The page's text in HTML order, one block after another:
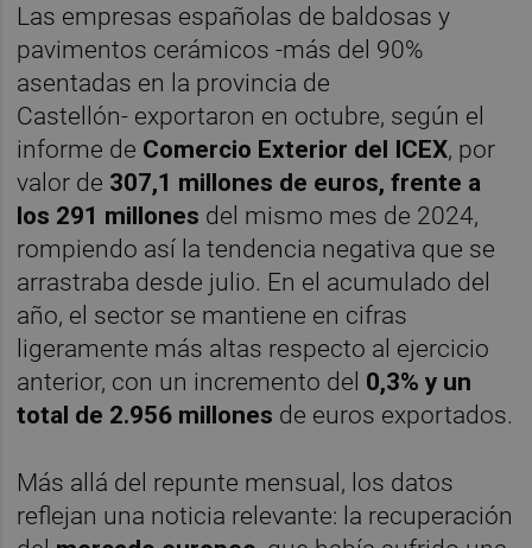
Las empresas españolas de baldosas y
pavimentos cerámicos -más del 90%
asentadas en la provincia de
Castellón- exportaron en octubre, según el
informe de Comercio Exterior del ICEX, por
valor de 307,1 millones de euros, frente a
los 291 millones del mismo mes de 2024,
rompiendo así la tendencia negativa que se
arrastraba desde julio. En el acumulado del
año, el sector se mantiene en cifras
ligeramente más altas respecto al ejercicio
anterior, con un incremento del 0,3% y un
total de 2.956 millones de euros exportados.
Más allá del repunte mensual, los datos
reflejan una noticia relevante: la recuperación